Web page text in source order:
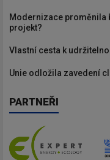
Modernizace proměnila
projekt?
Vlastní cesta k
Unie odložila zavedení
PARTNEŘI